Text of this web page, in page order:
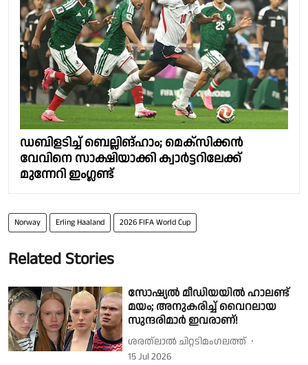
ഡബിളടിച്ച് ബെല്ലിങ്ഹാം; മെക്സിക്കൻ
വേവിനെ സാക്ഷിയാക്കി ക്വാർട്ടറിലേക്ക്
മുന്നേറി ഇംഗ്ലണ്ട്
Norway Erling Haaland 2026 FIFA World Cup
Related Stories
സോഷ്യൽ മീഡിയയിൽ ഹാലണ്ട്
മയം; അനുകരിച്ച് വൈറലായ
സുന്ദരിമാർ ഇവരാണ്!
ശരത്‌ലാൽ ചിറ്റടിമംഗലത്ത്
15 Jul 2026